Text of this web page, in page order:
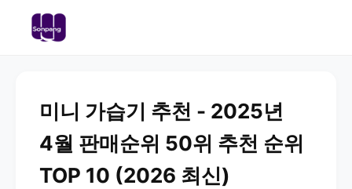
미니 가습기 추천 - 2025년
4월 판매순위 50위 추천 순위
TOP 10 (2026 최신)